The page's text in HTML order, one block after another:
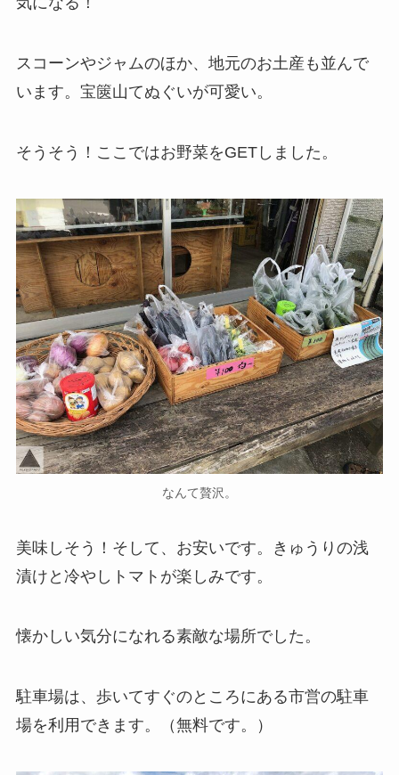
スコーンやジャムのほか、地元のお土産も並んで
います。宝篋山てぬぐいが可愛い。
そうそう！ここではお野菜をGETしました。
なんて贅沢。
美味しそう！そして、お安いです。きゅうりの浅
漬けと冷やしトマトが楽しみです。
懐かしい気分になれる素敵な場所でした。
駐車場は、歩いてすぐのところにある市営の駐車
場を利用できます。（無料です。）